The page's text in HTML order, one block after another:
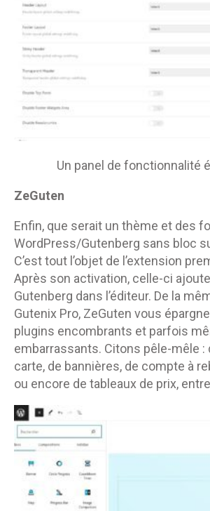
Un panel de fonctionnalité
ZeGuten
Enfin, que serait un thème et des
WordPress/Gutenberg sans bloc
C’est tout l’objet de l’extension
Après son activation, celle-ci
Gutenberg dans l’éditeur. De la
Gutenix Pro, ZeGuten vous
plugins encombrants et parfois
embarrassants. Citons pêle-mêle :
carte, de bannières, de compte à
ou encore de tableaux de prix,